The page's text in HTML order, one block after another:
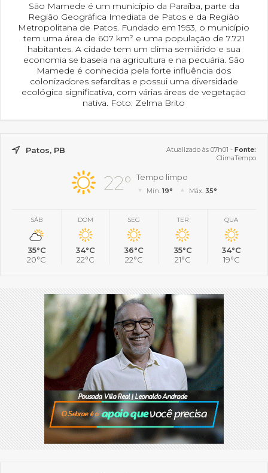
São Mamede é um município da Paraíba, parte da
Região Geográfica Imediata de Patos e da Região
Metropolitana de Patos. Fundado em 1953, o município
tem uma área de 607 km² e uma população de 7.721
habitantes. A cidade tem um clima semiárido e sua
economia se baseia na agricultura e na pecuária. São
Mamede é conhecida pela forte influência dos
colonizadores sefarditas e possui uma diversidade
ecológica significativa, com várias áreas de vegetação
nativa. Foto: Zelma Brito
Patos, PB Atualizado às 07h01 - Fonte:
ClimaTempo
22° Tempo limpo
Mín.19° Máx. 35°
SÁB
35°C
20°C
DOM
34°C
22°C
SEG
36°C
22°C
TER
35°C
21°C
QUA
34°C
19°C